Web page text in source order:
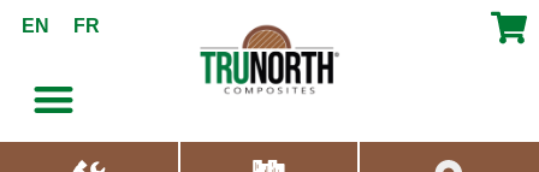
contenido
EN FR